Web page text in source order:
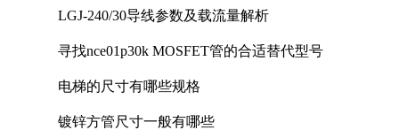
LGJ-240/30导线参数及载流量解析
寻找nce01p30k MOSFET管的合适替代型号
电梯的尺寸有哪些规格
镀锌方管尺寸一般有哪些